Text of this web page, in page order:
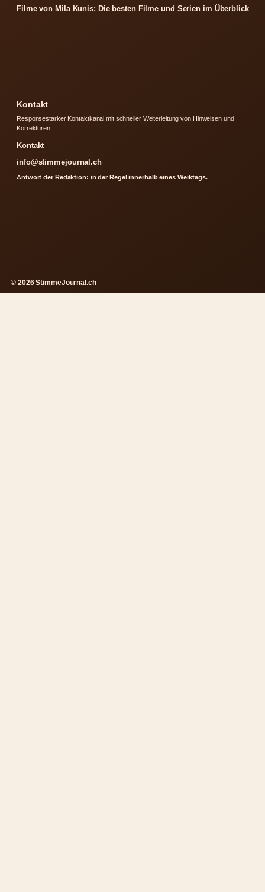
Filme von Mila Kunis: Die besten Filme und Serien im Überblick
Kontakt
Responsestarker Kontaktkanal mit schneller Weiterleitung von Hinweisen und
Korrekturen.
Kontakt
info@stimmejournal.ch
Antwort der Redaktion: in der Regel innerhalb eines Werktags.
© 2026 StimmeJournal.ch